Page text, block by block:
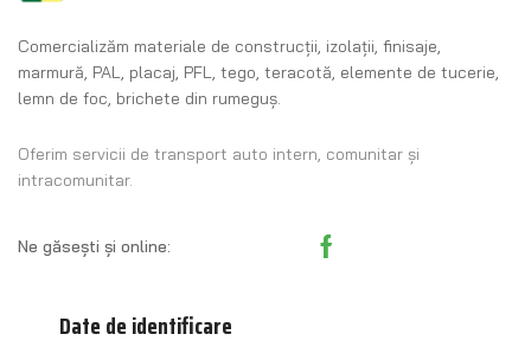
Comercializăm materiale de construcţii, izolaţii, finisaje,
marmură, PAL, placaj, PFL, tego, teracotă, elemente de tucerie,
lemn de foc, brichete din rumeguş.
Oferim servicii de transport auto intern, comunitar și
intracomunitar.
Ne găsești și online:
Date de identificare